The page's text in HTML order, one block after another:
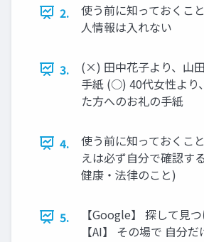
2.
使う前に知っておくこ
人情報は入れない
3.
(×) 田中花子より、山
手紙 (○) 40代女性より
た方へのお礼の手紙
4.
使う前に知っておくこ
えは必ず自分で確認す
健康・法律のこと)
5.
【Google】 探して見
【AI】 その場で 自分